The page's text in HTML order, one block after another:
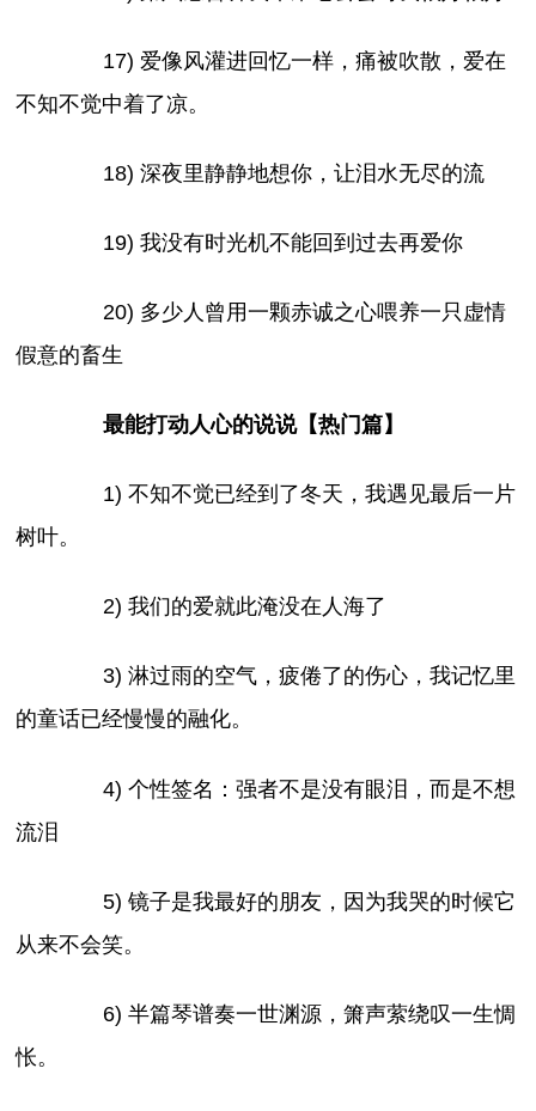
17) 爱像风灌进回忆一样，痛被吹散，爱在
不知不觉中着了凉。
18) 深夜里静静地想你，让泪水无尽的流
19) 我没有时光机不能回到过去再爱你
20) 多少人曾用一颗赤诚之心喂养一只虚情
假意的畜生
最能打动人心的说说【热门篇】
1) 不知不觉已经到了冬天，我遇见最后一片
树叶。
2) 我们的爱就此淹没在人海了
3) 淋过雨的空气，疲倦了的伤心，我记忆里
的童话已经慢慢的融化。
4) 个性签名：强者不是没有眼泪，而是不想
流泪
5) 镜子是我最好的朋友，因为我哭的时候它
从来不会笑。
6) 半篇琴谱奏一世渊源，箫声萦绕叹一生惆
怅。